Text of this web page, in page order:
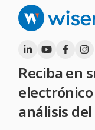
Reciba en
análisis